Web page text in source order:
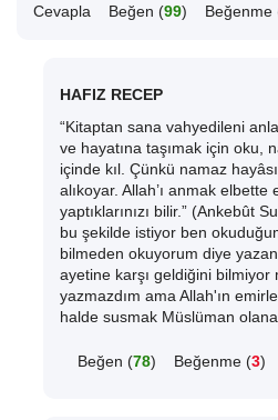
Cevapla Beğen (99) Beğenme
HAFIZ RECEP
“Kitaptan sana vahyedileni
ve hayatına taşımak için oku,
içinde kıl. Çünkü namaz
alıkoyar. Allah’ı anmak
yaptıklarınızı bilir.” (Ankebût
bu şekilde istiyor ben
bilmeden okuyorum diye yazan
ayetine karşı geldiğini bilmiyor
yazmazdım ama Allah'ın
halde susmak Müslüman olana
Beğen (78) Beğenme (3)